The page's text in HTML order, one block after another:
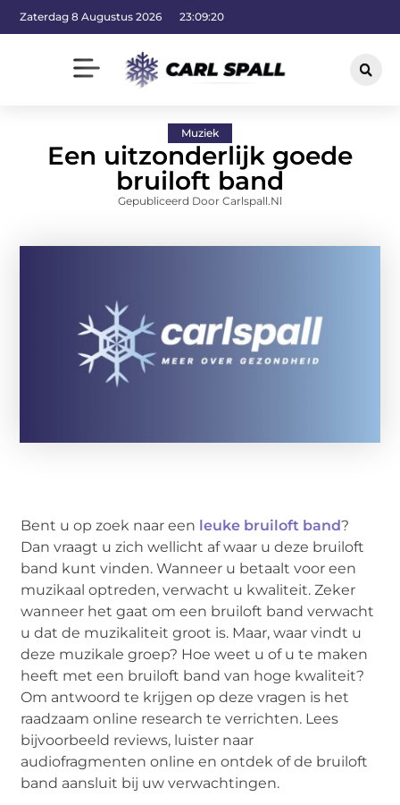
Zaterdag 8 Augustus 2026 23:09:20
Muziek
Een uitzonderlijk goede
bruiloft band
Gepubliceerd Door Carlspall.nl
Bent u op zoek naar een leuke bruiloft band?
Dan vraagt u zich wellicht af waar u deze bruiloft
band kunt vinden. Wanneer u betaalt voor een
muzikaal optreden, verwacht u kwaliteit. Zeker
wanneer het gaat om een bruiloft band verwacht
u dat de muzikaliteit groot is. Maar, waar vindt u
deze muzikale groep? Hoe weet u of u te maken
heeft met een bruiloft band van hoge kwaliteit?
Om antwoord te krijgen op deze vragen is het
raadzaam online research te verrichten. Lees
bijvoorbeeld reviews, luister naar
audiofragmenten online en ontdek of de bruiloft
band aansluit bij uw verwachtingen.